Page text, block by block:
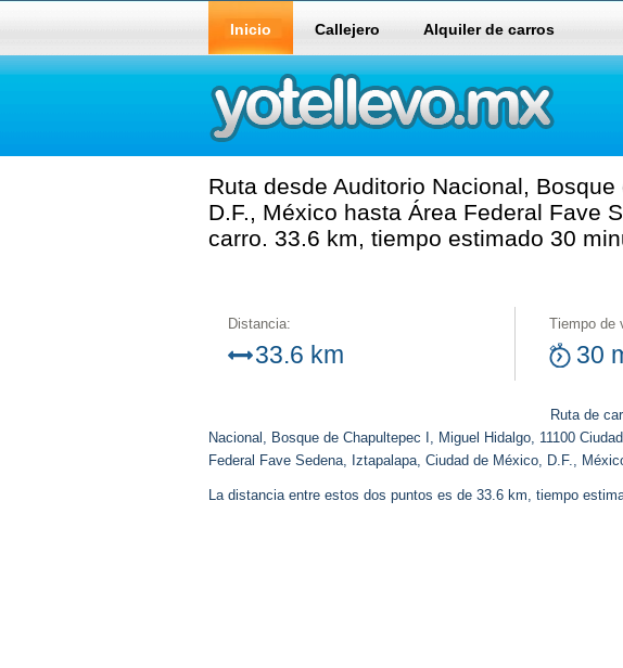
Inicio Callejero Alquiler de carros
Ruta desde Auditorio Nacional,
D.F., México hasta Área Federal Fave
carro. 33.6 km, tiempo estimado 30
Distancia:
33.6 km
Tiempo de
30
Ruta de
Nacional, Bosque de Chapultepec I, Miguel Hidalgo, 11100
Federal Fave Sedena, Iztapalapa, Ciudad de México, D.F.,
La distancia entre estos dos puntos es de 33.6 km, tiempo